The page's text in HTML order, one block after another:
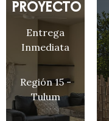
PROYECTO
Entrega
Inmediata
Región 15 -
Tulum